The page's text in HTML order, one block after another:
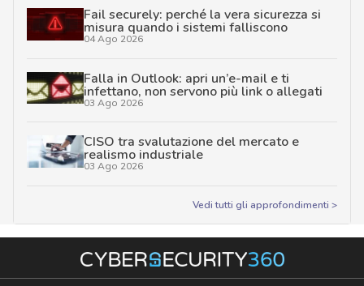
Fail securely: perché la vera sicurezza si
misura quando i sistemi falliscono
04 Ago 2026
Falla in Outlook: apri un’e-mail e ti
infettano, non servono più link o allegati
03 Ago 2026
CISO tra svalutazione del mercato e
realismo industriale
03 Ago 2026
Vedi tutti gli approfondimenti >